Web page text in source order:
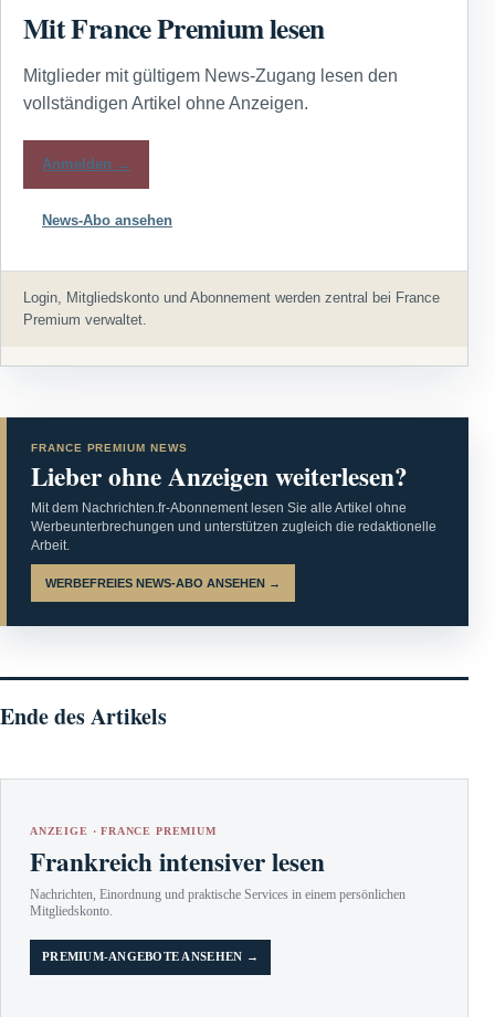
Mit France Premium lesen
Mitglieder mit gültigem News-Zugang lesen den
vollständigen Artikel ohne Anzeigen.
Anmelden →
News-Abo ansehen
Login, Mitgliedskonto und Abonnement werden zentral bei France
Premium verwaltet.
FRANCE PREMIUM NEWS
Lieber ohne Anzeigen weiterlesen?
Mit dem Nachrichten.fr-Abonnement lesen Sie alle Artikel ohne
Werbeunterbrechungen und unterstützen zugleich die redaktionelle
Arbeit.
WERBEFREIES NEWS-ABO ANSEHEN →
Ende des Artikels
ANZEIGE · FRANCE PREMIUM
Frankreich intensiver lesen
Nachrichten, Einordnung und praktische Services in einem persönlichen
Mitgliedskonto.
PREMIUM-ANGEBOTE ANSEHEN →